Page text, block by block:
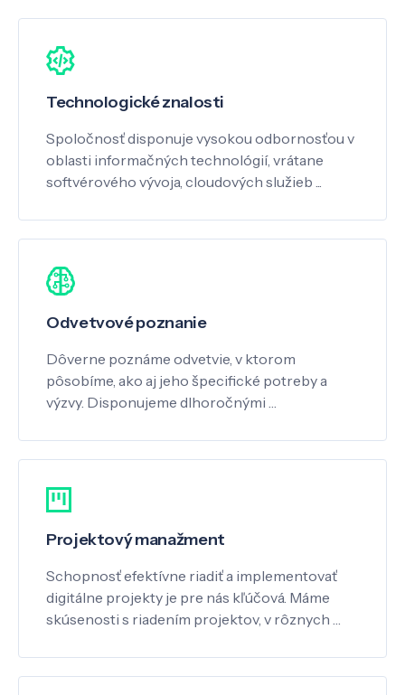
Technologické znalosti
Spoločnosť disponuje vysokou odbornosťou v
oblasti informačných technológií, vrátane
softvérového vývoja, cloudových služieb ...
Odvetvové poznanie
Dôverne poznáme odvetvie, v ktorom
pôsobíme, ako aj jeho špecifické potreby a
výzvy. Disponujeme dlhoročnými …
Projektový manažment
Schopnosť efektívne riadiť a implementovať
digitálne projekty je pre nás kľúčová. Máme
skúsenosti s riadením projektov, v rôznych …